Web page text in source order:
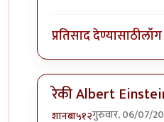
प्रतिसाद देण्यासाठी
रेकी Albert
शानबा५१२गुरुवार, 06/07/